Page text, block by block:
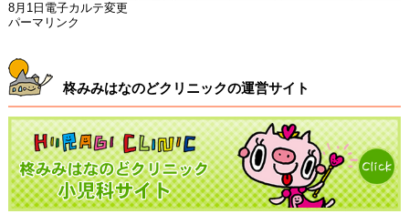
8月1日電子カルテ変更
パーマリンク
柊みみはなのどクリニックの運営サイト